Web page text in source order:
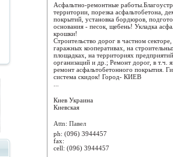
Асфальтно-ремонтные
территории, порезка асфальтобетона,
покрытий, установка бордюров,
основания - песок, щебень! Укладка
крошки!
Строительство дорог в частном
гаражных кооперативах, на
площадках, на территориях
организаций и др.; Ремонт дорог, в т.ч.
ремонт асфальтобетонного покрытия.
система скидок! Город- КИЕВ
Киев Украина
Киевская
Attn: Павел
ph: (096) 3944457
fax:
cell: (096) 3944457